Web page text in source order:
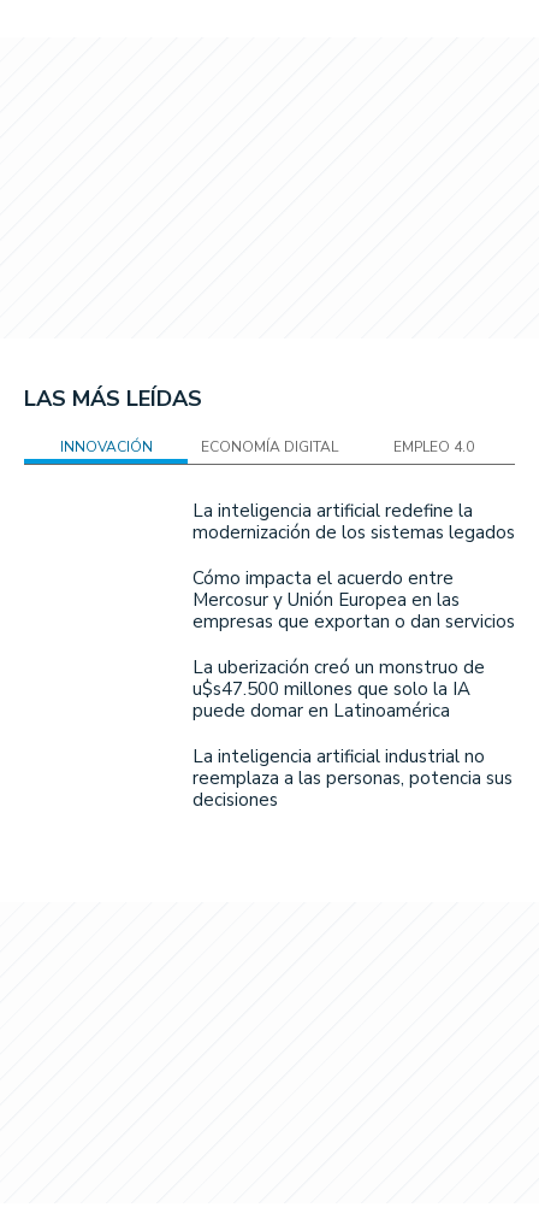
LAS MÁS LEÍDAS
INNOVACIÓN ECONOMÍA DIGITAL EMPLEO 4.0
La inteligencia artificial redefine la
modernización de los sistemas legados
Cómo impacta el acuerdo entre
Mercosur y Unión Europea en las
empresas que exportan o dan servicios
La uberización creó un monstruo de
u$s47.500 millones que solo la IA
puede domar en Latinoamérica
La inteligencia artificial industrial no
reemplaza a las personas, potencia sus
decisiones